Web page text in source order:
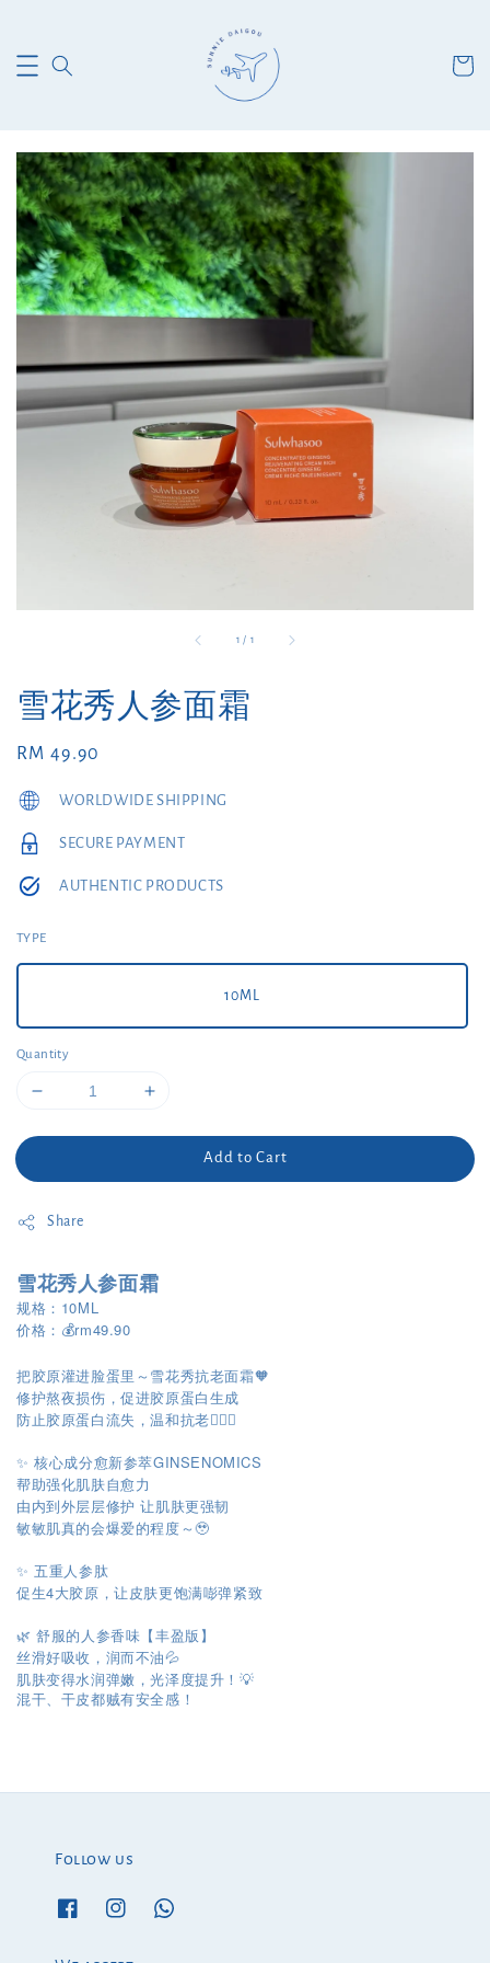
1 / 1
雪花秀人参面霜
Regular
RM 49.90
WORLDWIDE SHIPPING
SECURE PAYMENT
AUTHENTIC PRODUCTS
TYPE
10ML
Quantity
Add to Cart
Share
雪花秀人参面霜
规格：10ML
价格：💰rm49.90
把胶原灌进脸蛋里～雪花秀抗老面霜🧡
修护熬夜损伤，促进胶原蛋白生成
防止胶原蛋白流失，温和抗老💆🏻‍♀️
✨ 核心成分愈新参萃GINSENOMICS
帮助强化肌肤自愈力
由内到外层层修护 让肌肤更强韧
敏敏肌真的会爆爱的程度～🥹
✨ 五重人参肽
促生4大胶原，让皮肤更饱满嘭弹紧致
🌿 舒服的人参香味【丰盈版】
丝滑好吸收，润而不油💦
肌肤变得水润弹嫩，光泽度提升！💡
混干、干皮都贼有安全感！
Follow us